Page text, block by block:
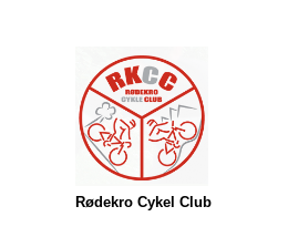
Rødekro Cykel Club